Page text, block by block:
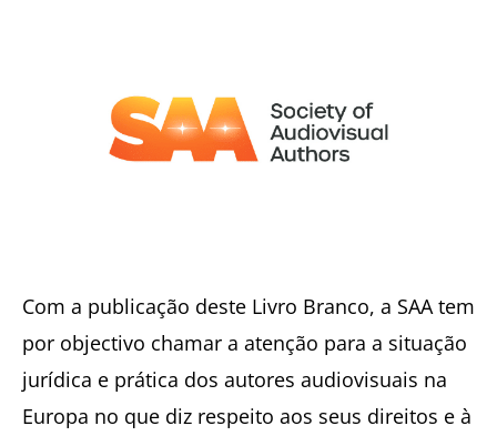
Com a publicação deste Livro Branco, a SAA tem
por objectivo chamar a atenção para a situação
jurídica e prática dos autores audiovisuais na
Europa no que diz respeito aos seus direitos e à